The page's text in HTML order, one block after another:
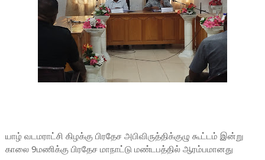
யாழ் வடமராட்சி கிழக்கு பிரதேச அபிவிருத்திக்குழு கூட்டம் இன்று
காலை 9மணிக்கு பிரதேச மாநாட்டு மண்டபத்தில் ஆரம்பமானது